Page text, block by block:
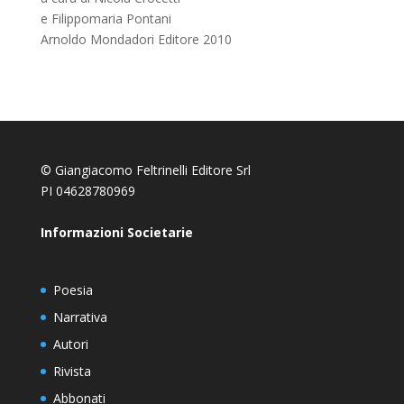
e Filippomaria Pontani
Arnoldo Mondadori Editore 2010
© Giangiacomo Feltrinelli Editore Srl
PI 04628780969
Informazioni Societarie
Poesia
Narrativa
Autori
Rivista
Abbonati